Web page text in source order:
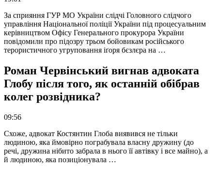
За сприяння ГУР МО України слідчі Головного слідчого
управління Національної поліції України під процесуальним
керівництвом Офісу Генерального прокурора України
повідомили про підозру трьом бойовикам російського
терористичного угруповання іґоря бєзлєра на …
Роман Червінський вигнав адвоката
Глобу після того, як останній обібрав
колег розвідника?
09:56
Схоже, адвокат Костянтин Глоба виявився не тільки
людиною, яка ймовірно пограбувала власну дружину (до
речі, дружина нібито забрала в нього її автівку і все майно), а
й людиною, яка позиціонувала …